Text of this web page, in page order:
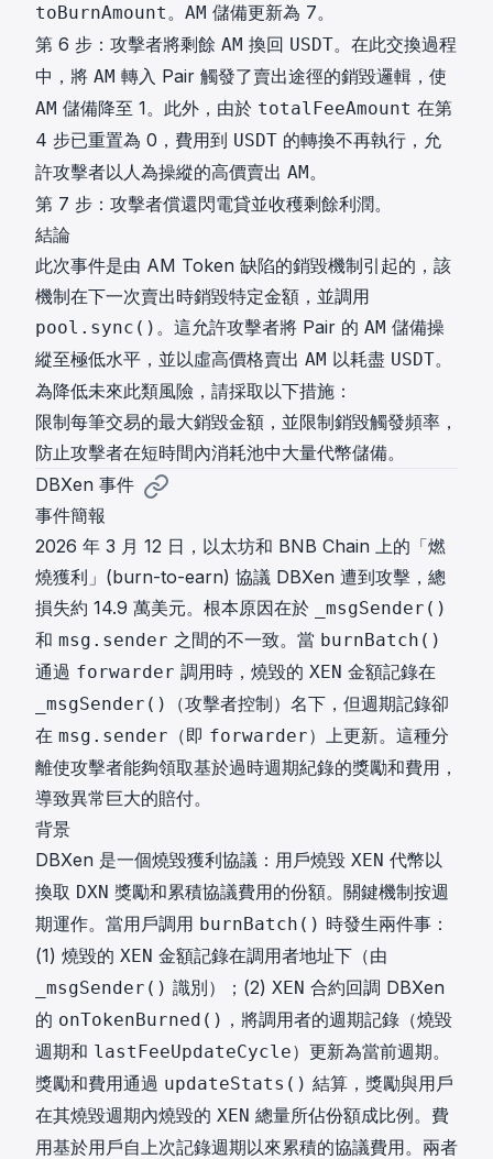
toBurnAmount。 AM 儲備更新為 7。
第 6 步：攻擊者將剩餘 AM 換回 USDT。在此交換過程
中，將 AM 轉入 Pair 觸發了賣出途徑的銷毀邏輯，使
AM 儲備降至 1。此外，由於 totalFeeAmount 在第
4 步已重置為 0，費用到 USDT 的轉換不再執行，允
許攻擊者以人為操縱的高價賣出 AM。
第 7 步：攻擊者償還閃電貸並收穫剩餘利潤。
結論
此次事件是由 AM Token 缺陷的銷毀機制引起的，該
機制在下一次賣出時銷毀特定金額，並調用
pool.sync() 。這允許攻擊者將 Pair 的 AM 儲備操
縱至極低水平，並以虛高價格賣出 AM 以耗盡 USDT。
為降低未來此類風險，請採取以下措施：
限制每筆交易的最大銷毀金額，並限制銷毀觸發頻率，
防止攻擊者在短時間內消耗池中大量代幣儲備。
DBXen 事件
事件簡報
2026 年 3 月 12 日，以太坊和 BNB Chain 上的「燃
燒獲利」(burn-to-earn) 協議 DBXen 遭到攻擊，總
損失約 14.9 萬美元。根本原因在於
_msgSender()
和 msg.sender 之間的不一致。當 burnBatch()
通過 forwarder 調用時，燒毀的 XEN 金額記錄在
_msgSender()
（攻擊者控制）名下，但週期記錄卻
在 msg.sender （即 forwarder）上更新。這種分
離使攻擊者能夠領取基於過時週期紀錄的獎勵和費用，
導致異常巨大的賠付。
背景
DBXen 是一個燒毀獲利協議：用戶燒毀 XEN 代幣以
換取 DXN 獎勵和累積協議費用的份額。關鍵機制按週
期運作。當用戶調用 burnBatch() 時發生兩件事：
(1) 燒毀的 XEN 金額記錄在調用者地址下（由
_msgSender() 識別）；(2) XEN 合約回調 DBXen
的 onTokenBurned() ，將調用者的週期記錄（燒毀
週期和 lastFeeUpdateCycle）更新為當前週期。
獎勵和費用通過 updateStats() 結算，獎勵與用戶
在其燒毀週期內燒毀的 XEN 總量所佔份額成比例。費
用基於用戶自上次記錄週期以來累積的協議費用。兩者